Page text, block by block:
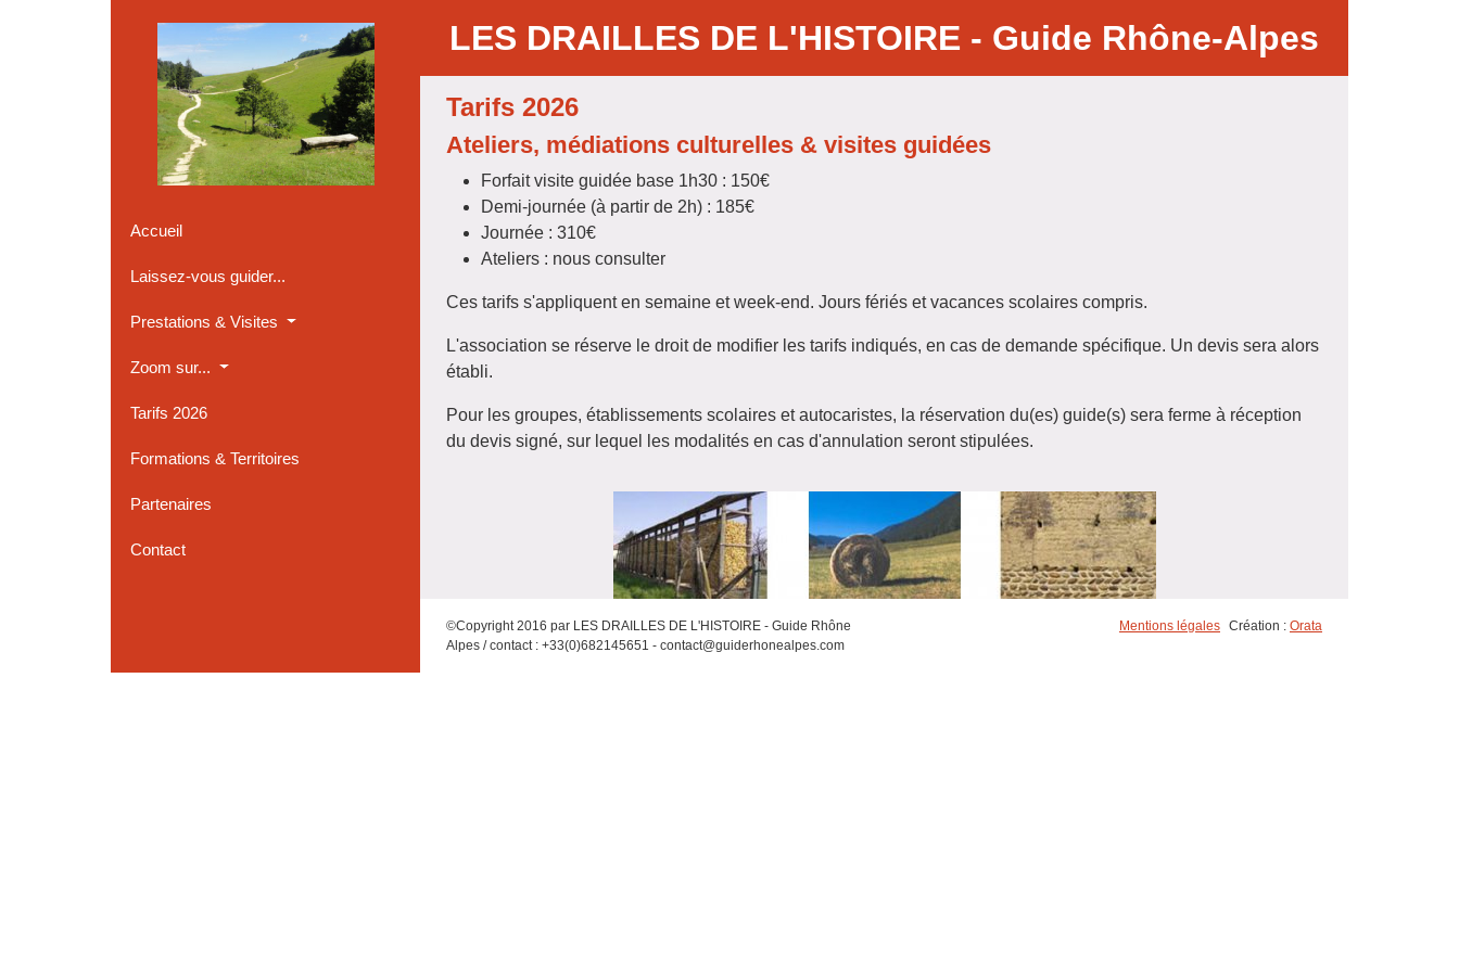
Accueil
Laissez-vous guider...
Prestations & Visites
Zoom sur...
Tarifs 2026
Formations & Territoires
Partenaires
Contact
LES DRAILLES DE L'HISTOIRE - Guide Rhône-Alpes
Tarifs 2026
Ateliers, médiations culturelles & visites guidées
Forfait visite guidée base 1h30 : 150€
Demi-journée (à partir de 2h) : 185€
Journée : 310€
Ateliers : nous consulter
Ces tarifs s'appliquent en semaine et week-end. Jours fériés et vacances scolaires compris.
L'association se réserve le droit de modifier les tarifs indiqués, en cas de demande spécifique. Un devis sera alors
établi.
Pour les groupes, établissements scolaires et autocaristes, la réservation du(es) guide(s) sera ferme à réception
du devis signé, sur lequel les modalités en cas d'annulation seront stipulées.
©Copyright 2016 par LES DRAILLES DE L'HISTOIRE - Guide Rhône
Alpes / contact : +33(0)682145651 - contact@guiderhonealpes.com
Mentions légales Création : Orata